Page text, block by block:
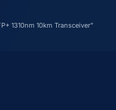
1310nm 10km Transceiver”